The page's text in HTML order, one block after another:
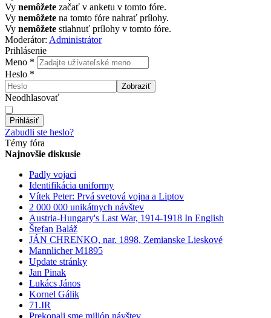
Vy nemôžete začať v anketu v tomto fóre.
Vy nemôžete na tomto fóre nahrať prílohy.
Vy nemôžete stiahnuť prílohy v tomto fóre.
Moderátor: Administrátor
Prihlásenie
Meno *
Heslo *
Zobraziť
Neodhlasovať
Prihlásiť
Zabudli ste heslo?
Témy fóra
Najnovšie diskusie
Padly vojaci
Identifikácia uniformy
Vítek Peter: Prvá svetová vojna a Liptov
2 000 000 unikátnych návštev
Austria-Hungary's Last War, 1914-1918 In English
Štefan Baláž
JÁN CHRENKO, nar. 1898, Zemianske Lieskové
Mannlicher M1895
Update stránky
Jan Pinak
Lukács János
Kornel Gálik
71.IR
Prekonali sme milión návštev